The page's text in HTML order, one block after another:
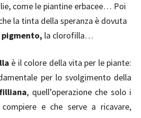
come le piantine erbacee… Poi
la tinta della speranza è dovuta
pigmento, la clorofilla…
è il colore della vita per le piante:
per lo svolgimento della
, quell’operazione che solo i
e che serve a ricavare,